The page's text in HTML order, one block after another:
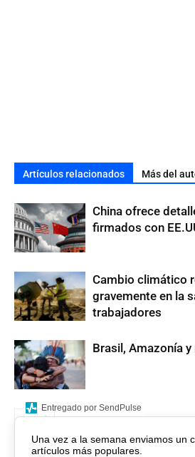
Artículos relacionados Más del
China ofrece
firmados con
Cambio climático
gravemente en la
trabajadores
Brasil, Amazonía
Una vez a la semana enviamos un
artículos más populares.
Entregado por SendPulse